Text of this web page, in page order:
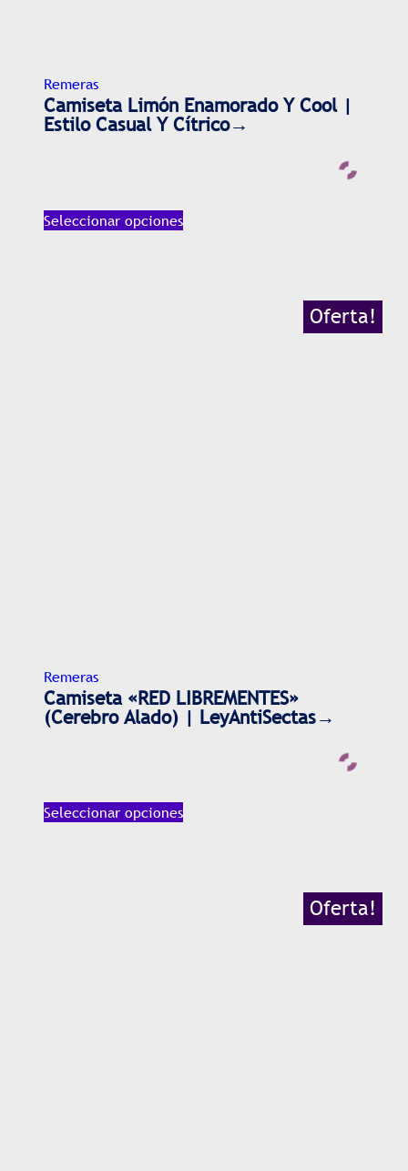
Remeras
Camiseta Limón Enamorado Y Cool |
Estilo Casual Y Cítrico→
Seleccionar opciones
Oferta!
Remeras
Camiseta «RED LIBREMENTES»
(Cerebro Alado) | LeyAntiSectas→
Seleccionar opciones
Oferta!